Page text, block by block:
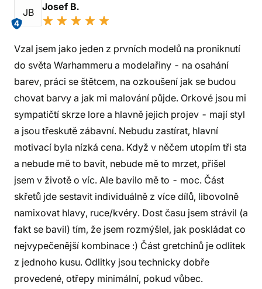
JB
4
Josef B.
Vzal jsem jako jeden z prvních modelů na proniknutí
do světa Warhammeru a modelařiny - na osahání
barev, práci se štětcem, na ozkoušení jak se budou
chovat barvy a jak mi malování půjde. Orkové jsou mi
sympatičtí skrze lore a hlavně jejich projev - mají styl
a jsou třeskutě zábavní. Nebudu zastírat, hlavní
motivací byla nízká cena. Když v něčem utopím tři sta
a nebude mě to bavit, nebude mě to mrzet, přišel
jsem v životě o víc. Ale bavilo mě to - moc. Část
skřetů jde sestavit individuálně z více dílů, libovolně
namixovat hlavy, ruce/kvéry. Dost času jsem strávil (a
fakt se bavil) tím, že jsem rozmýšlel, jak poskládat co
nejvypečenější kombinace :) Část gretchinů je odlitek
z jednoho kusu. Odlitky jsou technicky dobře
provedené, otřepy minimální, pokud vůbec.